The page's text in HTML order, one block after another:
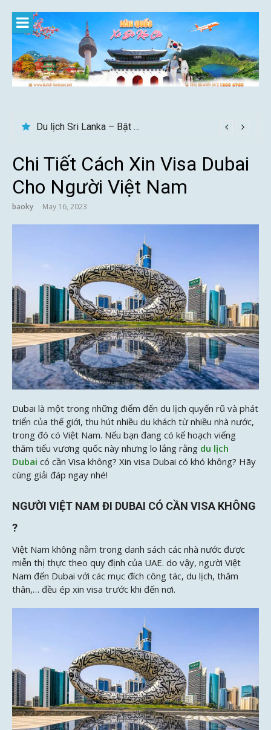
content
Du lịch Sri Lanka – Bật mí nên đi mùa nào đẹp
Chi Tiết Cách Xin Visa Dubai
Cho Người Việt Nam
baoky May 16, 2023
Dubai là một trong những điểm đến du lịch quyến rũ và phát
triển của thế giới, thu hút nhiều du khách từ nhiều nhà nước,
trong đó có Việt Nam. Nếu bạn đang có kế hoạch viếng
thăm tiểu vương quốc này nhưng lo lắng rằng du lịch
Dubai có cần Visa không? Xin visa Dubai có khó không? Hãy
cùng giải đáp ngay nhé!
NGƯỜI VIỆT NAM ĐI DUBAI CÓ CẦN VISA KHÔNG
?
Việt Nam không nằm trong danh sách các nhà nước được
miễn thị thực theo quy định của UAE. do vậy, người Việt
Nam đến Dubai với các mục đích công tác, du lịch, thăm
thân,… đều ép xin visa trước khi đến nơi.